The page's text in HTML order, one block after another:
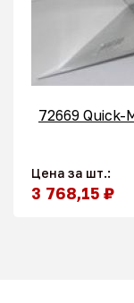
72669 Quick-
Цена за шт.:
3 768,15 ₽